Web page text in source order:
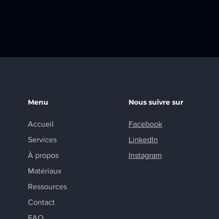
Menu
Accueil
Services
À propos
Matériaux
Ressources
Contact
Nous suivre sur
Facebook
LinkedIn
Instagram